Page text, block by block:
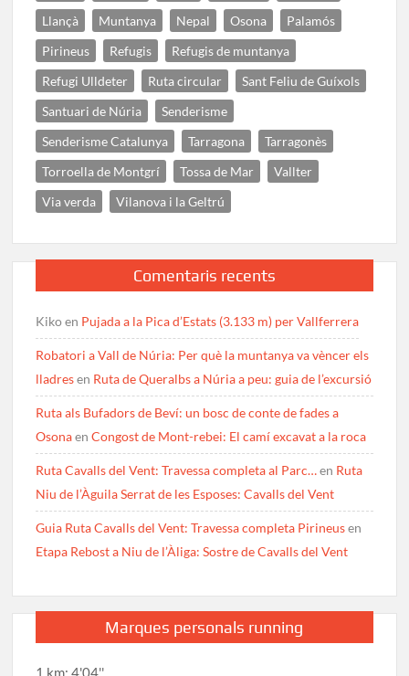
Llançà
Muntanya Nepal Osona
Palamós
Pirineus
Refugis
Refugis de muntanya
Refugi Ulldeter
Ruta circular
Sant Feliu de Guíxols
Santuari de Núria
Senderisme
Senderisme Catalunya
Tarragona
Tarragonès
Torroella de Montgrí
Tossa de Mar
Vallter
Via verda
Vilanova i la Geltrú
Comentaris recents
Kikoen Pujada a la Pica d’Estats (3.133 m) per Vallferrera
Robatori a Vall de Núria: Per què la muntanya va vèncer els
lladresen Ruta de Queralbs a Núria a peu: guia de l’excursió
Ruta als Bufadors de Beví: un bosc de conte de fades a
OsonaenCongost de Mont-rebei: El camí excavat a la roca
Ruta Cavalls del Vent: Travessa completa al Parc…en Ruta
Niu de l’Àguila Serrat de les Esposes: Cavalls del Vent
Guia Ruta Cavalls del Vent: Travessa completa Pirineusen
Etapa Rebost a Niu de l’Àliga: Sostre de Cavalls del Vent
Marques personals running
1 km: 4'04''